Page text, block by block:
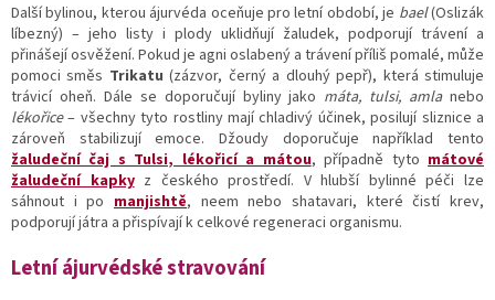
Další bylinou, kterou ájurvéda oceňuje pro letní období, je bael(Oslizák
líbezný) – jeho listy i plody uklidňují žaludek, podporují trávení a
přinášejí osvěžení. Pokud je agni oslabený a trávení příliš pomalé, může
pomoci směs Trikatu (zázvor, černý a dlouhý pepř), která stimuluje
trávicí oheň. Dále se doporučují byliny jako máta, tulsi, amlanebo
lékořice– všechny tyto rostliny mají chladivý účinek, posilují sliznice a
zároveň stabilizují emoce. Džoudy doporučuje například tento
žaludeční čaj s Tulsi, lékořicí a mátou, případně tyto mátové
žaludeční kapkyz českého prostředí. V hlubší bylinné péči lze
sáhnout i po manjishtě, neem nebo shatavari, které čistí krev,
podporují játra a přispívají k celkové regeneraci organismu.
Letní ájurvédské stravování